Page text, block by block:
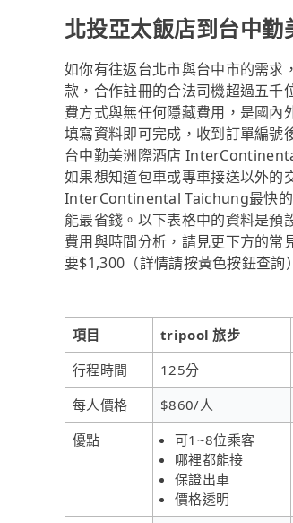
北投亞太飯店到台中
如你有往返台北市與台中市的需
款，合作註冊的合法司機超過五千
費方式與無任何隱藏費用，是國內
填寫資料即可完成，收到訂單編號
台中勤美洲際酒店
如果想知道包車或專車接送以外的
InterContinental Taichung最快的
能最省錢。以下表格中的資料是預
費用與時間分析，請見更下方的
要$1,300（詳情請按黃色按鈕查詢
項目 tripool 旅步
行程時間
125分
每人價格
$860/人
優點
可1~8位乘客
哪裡都能接
保證出車
價格透明